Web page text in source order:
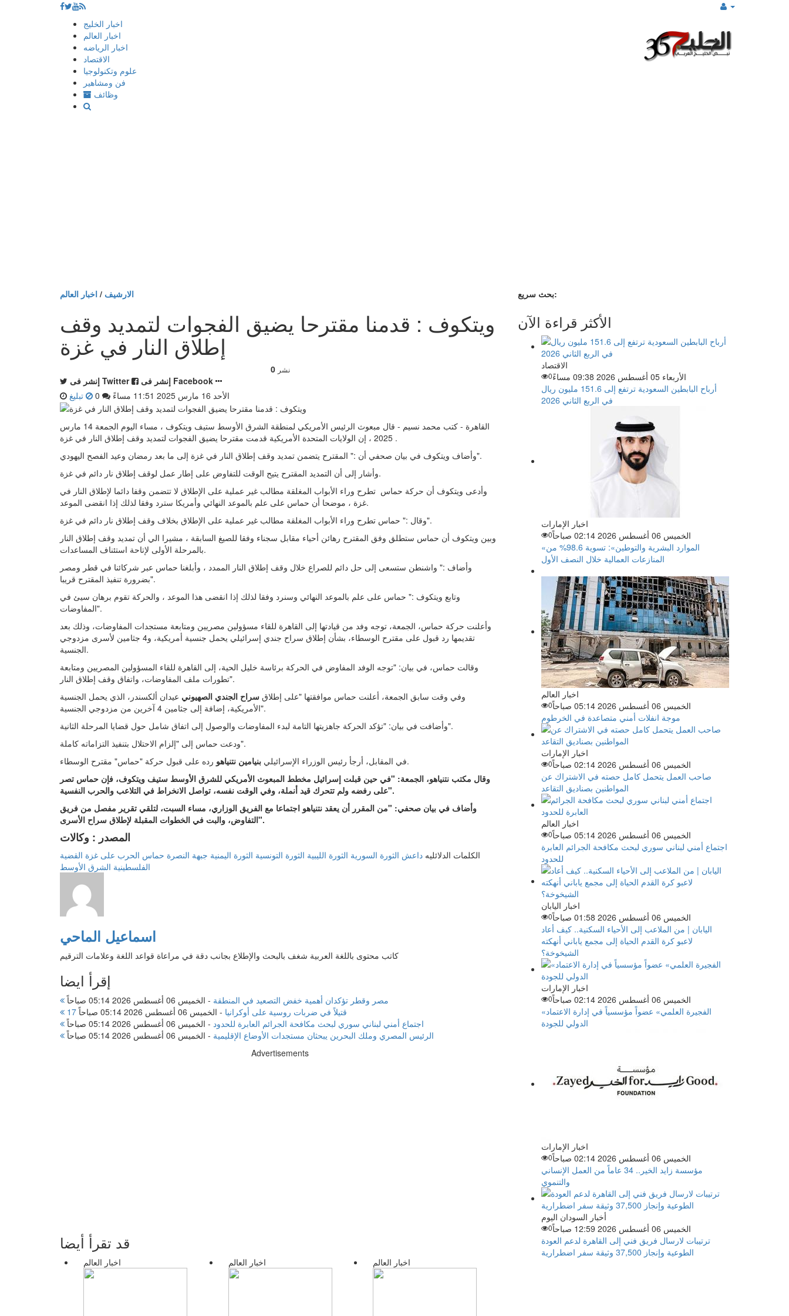
إذهب
المحتوى
اخبار الخليج
اخبار العالم
اخبار الرياضه
الاقتصاد
علوم وتكنولوجيا
فن ومشاهير
وظائف
الارشيف / اخبار العالم
ويتكوف : قدمنا مقترحا يضيق الفجوات لتمديد وقف
إطلاق النار في غزة
0 نشر
إنشر فى Twitter
إنشر فى Facebook
الأحد 16 مارس 2025 11:51 مساءً
تبليغ
القاهرة - كتب محمد نسيم - قال مبعوث الرئيس الأمريكي لمنطقة الشرق الأوسط ستيف ويتكوف ، مساء اليوم الجمعة 14 مارس
2025 ، إن الولايات المتحدة الأمريكية قدمت مقترحا يضيق الفجوات لتمديد وقف إطلاق النار في غزة .
وأضاف ويتكوف في بيان صحفي أن :" المقترح يتضمن تمديد وقف إطلاق النار في غزة إلى ما بعد رمضان وعيد الفصح اليهودي".
وأشار إلى أن التمديد المقترح يتيح الوقت للتفاوض على إطار عمل لوقف إطلاق نار دائم في غزة.
وأدعى ويتكوف أن حركة حماس تطرح وراء الأبواب المغلقة مطالب غير عملية على الإطلاق لا تتضمن وقفا دائما لإطلاق النار في
غزة ، موضحا أن حماس على علم بالموعد النهائي وأمريكا سترد وفقا لذلك إذا انقضى الموعد.
وقال :" حماس تطرح وراء الأبواب المغلقة مطالب غير عملية على الإطلاق بخلاف وقف إطلاق نار دائم في غزة".
وبين ويتكوف أن حماس ستطلق وفق المقترح رهائن أحياء مقابل سجناء وفقا للصيغ السابقة ، مشيرا الي أن تمديد وقف إطلاق النار
بالمرحلة الأولى لإتاحة استئناف المساعدات.
وأضاف :" واشنطن ستسعى إلى حل دائم للصراع خلال وقف إطلاق النار الممدد ، وأبلغنا حماس عبر شركائنا في قطر ومصر
بضرورة تنفيذ المقترح قريبا".
وتابع ويتكوف :" حماس على علم بالموعد النهائي وسنرد وفقا لذلك إذا انقضى هذا الموعد ، والحركة تقوم برهان سيئ في
المفاوضات".
وأعلنت حركة حماس، الجمعة، توجه وفد من قيادتها إلى القاهرة للقاء مسؤولين مصريين ومتابعة مستجدات المفاوضات، وذلك بعد
تقديمها رد قبول على مقترح الوسطاء، بشأن إطلاق سراح جندي إسرائيلي يحمل جنسية أمريكية، و4 جثامين لأسرى مزدوجي
الجنسية.
وقالت حماس، في بيان: "توجه الوفد المفاوض في الحركة برئاسة خليل الحية، إلى القاهرة للقاء المسؤولين المصريين ومتابعة
تطورات ملف المفاوضات، واتفاق وقف إطلاق النار".
وفي وقت سابق الجمعة، أعلنت حماس موافقتها "على إطلاق سراح الجندي الصهيوني عيدان ألكسندر، الذي يحمل الجنسية
الأمريكية، إضافة إلى جثامين 4 آخرين من مزدوجي الجنسية".
وأضافت في بيان: "تؤكد الحركة جاهزيتها التامة لبدء المفاوضات والوصول إلى اتفاق شامل حول قضايا المرحلة الثانية".
ودعت حماس إلى "إلزام الاحتلال بتنفيذ التزاماته كاملة".
في المقابل، أرجأ رئيس الوزراء الإسرائيلي بنيامين نتنياهو
رده على قبول حركة "حماس" مقترح الوسطاء.
وقال مكتب نتنياهو، الجمعة: "في حين قبلت إسرائيل مخطط المبعوث الأمريكي للشرق الأوسط ستيف ويتكوف، فإن حماس تصر
على رفضه ولم تتحرك قيد أنملة، وفي الوقت نفسه، تواصل الانخراط في التلاعب والحرب النفسية".
وأضاف في بيان صحفي: "من المقرر أن يعقد نتنياهو اجتماعا مع الفريق الوزاري، مساء السبت، لتلقي تقرير مفصل من فريق
التفاوض، والبت في الخطوات المقبلة لإطلاق سراح الأسرى".
المصدر : وكالات
الكلمات الدلائليه داعش الثورة السورية الثورة الليبية الثورة التونسية الثورة اليمنية جبهة النصرة حماس الحرب على غزة القضية
الفلسطينية الشرق الأوسط
اسماعيل الماحي
كاتب محتوى باللغة العربية شغف بالبحث والإطلاع بجانب دقة في مراعاة قواعد اللغة وعلامات الترقيم
إقرأ ايضا
مصر وقطر تؤكدان أهمية خفض التصعيد في المنطقة - الخميس 06 أغسطس 2026 05:14 صباحاً
17 قتيلاً في ضربات روسية على أوكرانيا - الخميس 06 أغسطس 2026 05:14 صباحاً
اجتماع أمني لبناني سوري لبحث مكافحة الجرائم العابرة للحدود - الخميس 06 أغسطس 2026 05:14 صباحاً
الرئيس المصري وملك البحرين يبحثان مستجدات الأوضاع الإقليمية - الخميس 06 أغسطس 2026 05:14 صباحاً
Advertisements
قد تقرأ أيضا
اخبار العالم اخبار العالم اخبار العالم
بحث سريع:
الأكثر قراءة الآن
الاقتصاد
الأربعاء 05 أغسطس 2026 09:38 مساءً
0
أرباح البابطين السعودية ترتفع إلى 151.6 مليون ريال
في الربع الثاني 2026
اخبار الإمارات
الخميس 06 أغسطس 2026 02:14 صباحاً
0
«الموارد البشرية والتوطين»: تسوية 98.6% من
المنازعات العمالية خلال النصف الأول
اخبار العالم
الخميس 06 أغسطس 2026 05:14 صباحاً
0
موجة انفلات أمني متصاعدة في الخرطوم
اخبار الإمارات
الخميس 06 أغسطس 2026 02:14 صباحاً
0
صاحب العمل يتحمل كامل حصته في الاشتراك عن
المواطنين بصناديق التقاعد
اخبار العالم
الخميس 06 أغسطس 2026 05:14 صباحاً
0
اجتماع أمني لبناني سوري لبحث مكافحة الجرائم العابرة
للحدود
اخبار اليابان
الخميس 06 أغسطس 2026 01:58 صباحاً
0
اليابان | من الملاعب إلى الأحياء السكنية.. كيف أعاد
لاعبو كرة القدم الحياة إلى مجمع ياباني أنهكته
الشيخوخة؟
اخبار الإمارات
الخميس 06 أغسطس 2026 02:14 صباحاً
0
«الفجيرة العلمي» عضواً مؤسسياً في إدارة الاعتماد
الدولي للجودة
اخبار الإمارات
الخميس 06 أغسطس 2026 02:14 صباحاً
0
مؤسسة زايد الخير.. 34 عاماً من العمل الإنساني
والتنموي
أخبار السودان اليوم
الخميس 06 أغسطس 2026 12:59 صباحاً
0
ترتيبات لارسال فريق فني إلى القاهرة لدعم العودة
الطوعية وإنجاز 37,500 وثيقة سفر اضطرارية